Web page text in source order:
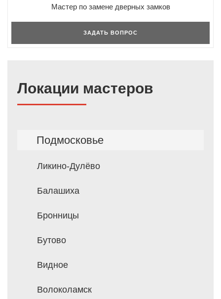
Мастер по замене дверных замков
ЗАДАТЬ ВОПРОС
Локации мастеров
Подмосковье
Ликино-Дулёво
Балашиха
Бронницы
Бутово
Видное
Волоколамск